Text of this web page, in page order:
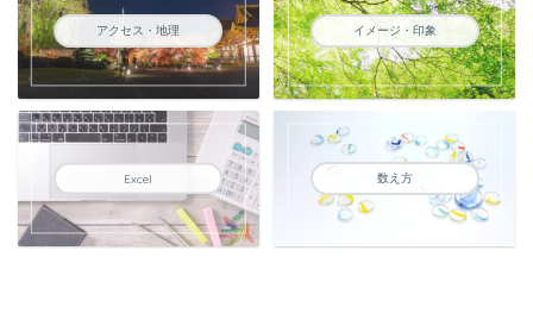
アクセス・地理 イメージ・印象
Excel 数え方